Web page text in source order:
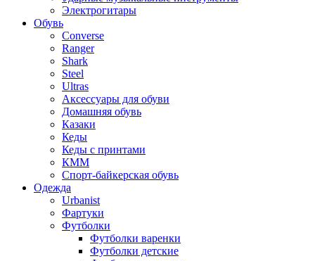
Электрогитары
Обувь
Converse
Ranger
Shark
Steel
Ultras
Аксессуары для обуви
Домашняя обувь
Казаки
Кеды
Кеды с принтами
КММ
Спорт-байкерская обувь
Одежда
Urbanist
Фартуки
Футболки
Футболки варенки
Футболки детские